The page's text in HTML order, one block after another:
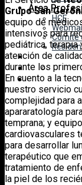
Área
HCE
Comité
Grupo San
equipo de
intensivos para
pediátrica, terapia
atención de
durante los
En cuento a la
nuestro servicio
complejidad para
apararatología
temprana; y
cardiovasculares
para desarrollar
terapéutico que
tratamiento de
la piel de los